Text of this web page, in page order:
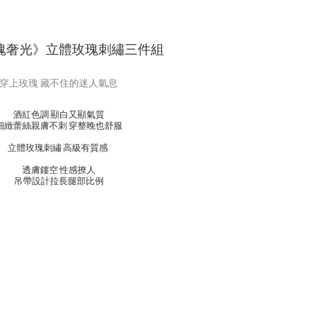
奢光》立體玫瑰刺繡三件組
穿上玫瑰 藏不住的迷人氣息
酒紅色調 顯白又顯氣質
緻蕾絲親膚不刺 穿整晚也舒服
立體玫瑰刺繡 高級有質感
透膚鏤空 性感撩人
吊帶設計拉長腿部比例